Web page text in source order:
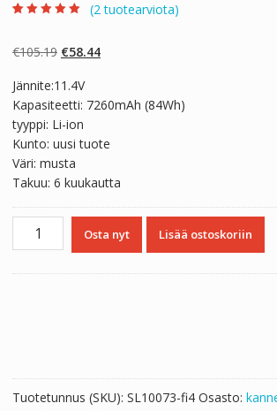
asiakkaan
(2tuotearviota)
€105.19 Alkuperäinen
oli:
€105.19.
€58.44Nykyinen
€58.44.
Jännite:11.4V
Kapasiteetti: 7260mAh (84Wh)
tyyppi: Li-ion
Kunto: uusi tuote
Väri: musta
Takuu: 6 kuukautta
Kannettavan
tietokoneen
määrä
Osta nyt Lisää ostoskoriin
Tuotetunnus (SKU): SL10073-fi4 Osasto: